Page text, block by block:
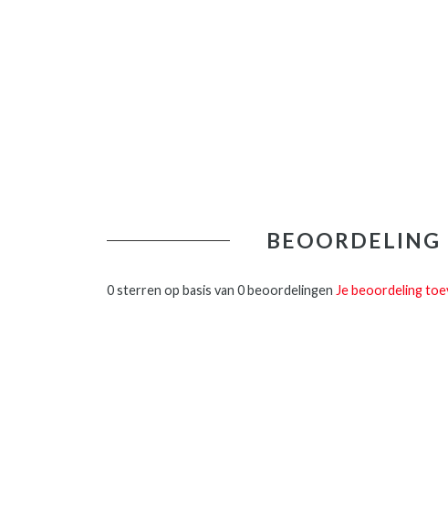
BEOORDELING
0 sterren op basis van 0 beoordelingen Je beoordeling